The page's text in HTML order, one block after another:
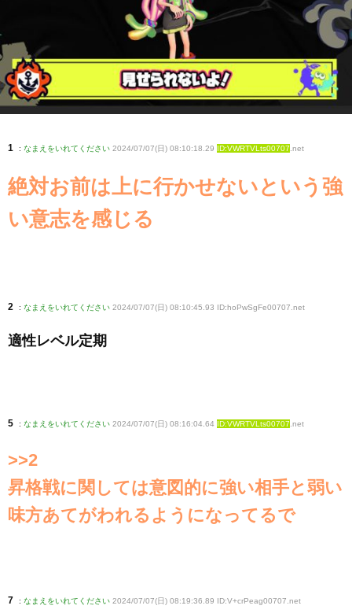
1 : なまえをいれてください 2024/07/07(日) 08:10:18.29 ID:VWRTVLts00707 .net
絶対お前は上に行かせないという強
い意志を感じる
2 : なまえをいれてください 2024/07/07(日) 08:10:45.93 ID:hoPwSgFe00707 .net
適性レベル定期
5 : なまえをいれてください 2024/07/07(日) 08:16:04.64 ID:VWRTVLts00707.net
>>2
昇格戦に関しては意図的に強い相手と弱い
味方あてがわれるようになってるで
7 : なまえをいれてください 2024/07/07(日) 08:19:36.89 ID:V+crPeag00707.net